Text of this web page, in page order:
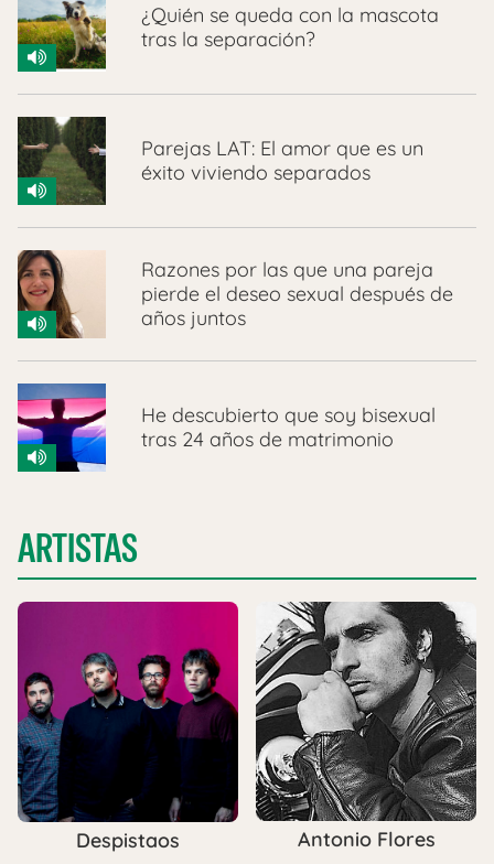
¿Quién se queda con la mascota
tras la separación?
Parejas LAT: El amor que es un
éxito viviendo separados
Razones por las que una pareja
pierde el deseo sexual después de
años juntos
He descubierto que soy bisexual
tras 24 años de matrimonio
ARTISTAS
Despistaos Antonio Flores